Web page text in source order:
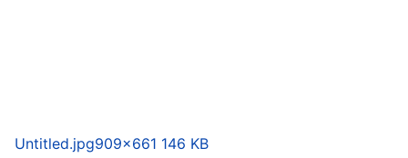
Untitled.jpg909×661 146 KB